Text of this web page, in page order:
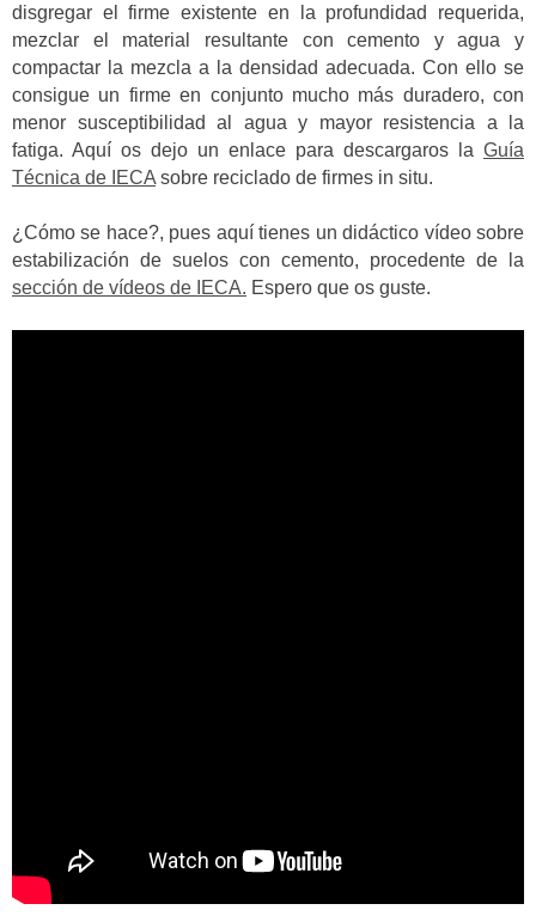
disgregar el firme existente en la profundidad requerida,
mezclar el material resultante con cemento y agua y
compactar la mezcla a la densidad adecuada. Con ello se
consigue un firme en conjunto mucho más duradero, con
menor susceptibilidad al agua y mayor resistencia a la
fatiga. Aquí os dejo un enlace para descargaros la Guía
Técnica de IECA sobre reciclado de firmes in situ.
¿Cómo se hace?, pues aquí tienes un didáctico vídeo sobre
estabilización de suelos con cemento, procedente de la
sección de vídeos de IECA. Espero que os guste.